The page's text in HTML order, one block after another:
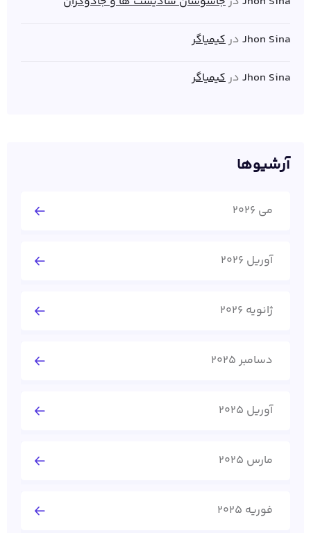
Jhon Sina درکیمیاگر
Jhon Sina درکیمیاگر
آرشیوها
می 2026
آوریل 2026
ژانویه 2026
دسامبر 2025
آوریل 2025
مارس 2025
فوریه 2025